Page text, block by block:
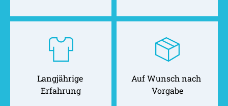
Langjährige
Erfahrung
Auf Wunsch nach
Vorgabe